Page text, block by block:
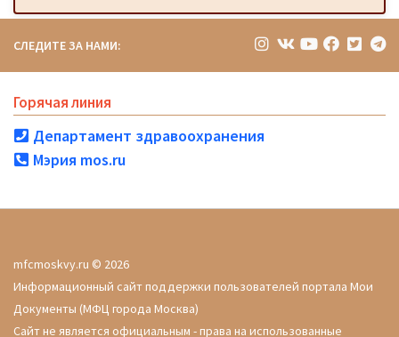
СЛЕДИТЕ ЗА НАМИ:
Горячая линия
Департамент здравоохранения
Мэрия mos.ru
mfcmoskvy.ru © 2026
Информационный сайт поддержки пользователей портала Мои
Документы (МФЦ города Москва)
Сайт не является официальным - права на использованные